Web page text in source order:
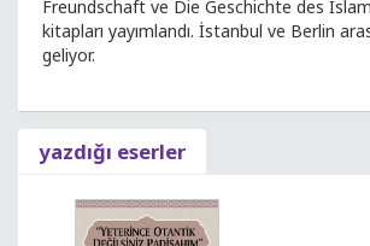
Freundschaft ve Die Geschichte des
kitapları yayımlandı. İstanbul ve Berlin
geliyor.
yazdığı eserler